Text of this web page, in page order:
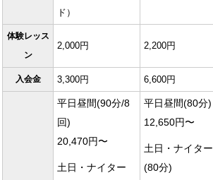
ド）
体験レッス
ン
2,000円 2,200円
入会金 3,300円 6,600円
平日昼間(90分/8
回)
20,470円〜
土日・ナイター
平日昼間(80分)
12,650円〜
土日・ナイター
(80分)